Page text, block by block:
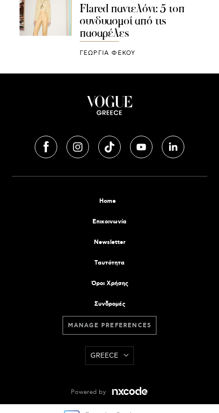
Flared παντελόνι: 5 τοπ
συνδυασμοί από τις
πασαρέλες
ΓΕΩΡΓΙΑ ΦΕΚΟΥ
Home
Επικοινωνία
Newsletter
Tαυτότητα
Όροι Χρήσης
Συνδρομές
MANAGE PREFERENCES
GREECE
Powered by